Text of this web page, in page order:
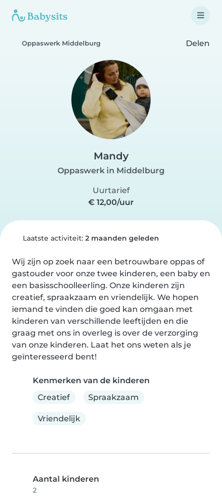
Oppaswerk Middelburg Delen
Mandy
Oppaswerk in Middelburg
Uurtarief
€ 12,00/uur
Laatste activiteit: 2 maanden geleden
Wij zijn op zoek naar een betrouwbare oppas of
gastouder voor onze twee kinderen, een baby en
een basisschoolleerling. Onze kinderen zijn
creatief, spraakzaam en vriendelijk. We hopen
iemand te vinden die goed kan omgaan met
kinderen van verschillende leeftijden en die
graag met ons in overleg is over de verzorging
van onze kinderen. Laat het ons weten als je
geïnteresseerd bent!
Kenmerken van de kinderen
Creatief
Spraakzaam
Vriendelijk
Aantal kinderen
2